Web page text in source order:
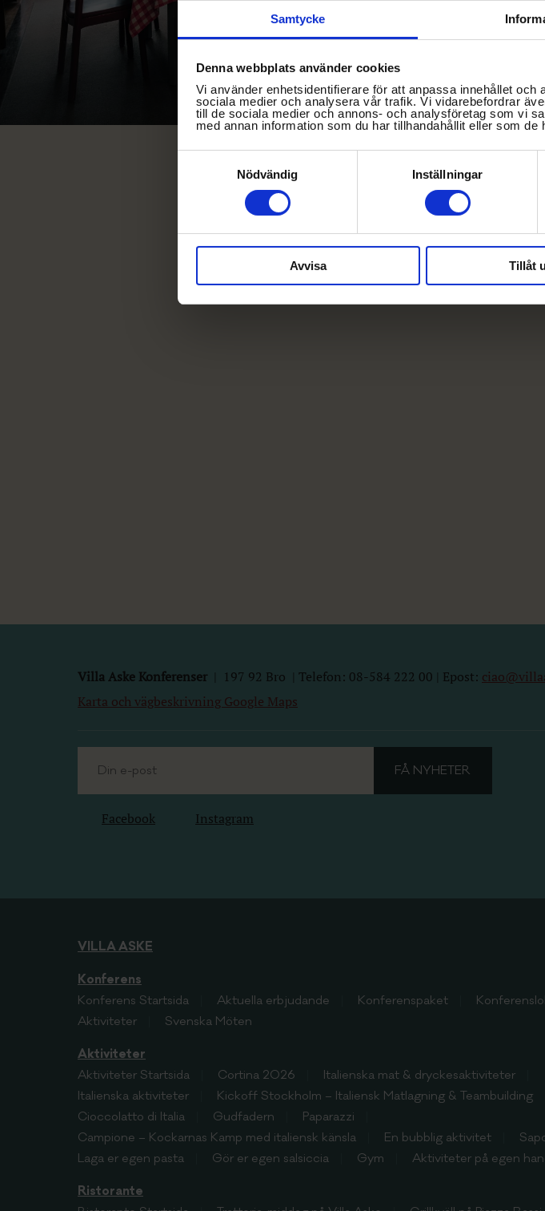
Samtycke
Denna webbplats använder cookies
Vi använder enhetsidentifierare för att anpassa innehållet
sociala medier och analysera vår trafik. Vi vidarebefordrar
till de sociala medier och annons- och analysföretag som vi
med annan information som du har tillhandahållit eller som
Nödvändig
Inställningar
Avvisa Tillåt
Villa Aske Konferenser 197 92 Bro | Telefon: 08-584 222 00 | Epost:
Karta och vägbeskrivning Google Maps
Facebook Instagram
VILLA ASKE
Konferens
Konferens Startsida Aktuella erbjudande Konferenspaket
Aktiviteter
Svenska Möten
Aktiviteter
Aktiviteter Startsida Cortina 2026
Italienska mat & dryckesaktiviteter
Italienska aktiviteter
Kickoff Stockholm – Italiensk Matlagning & Teambuilding
Cioccolatto di Italia
Gudfadern
Paparazzi
Campione – Kockarnas Kamp med italiensk känsla
En bubblig aktivitet
Laga er egen pasta
Gör er egen salsiccia Gym Aktiviteter på egen
Ristorante